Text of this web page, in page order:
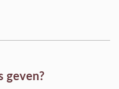
geven?